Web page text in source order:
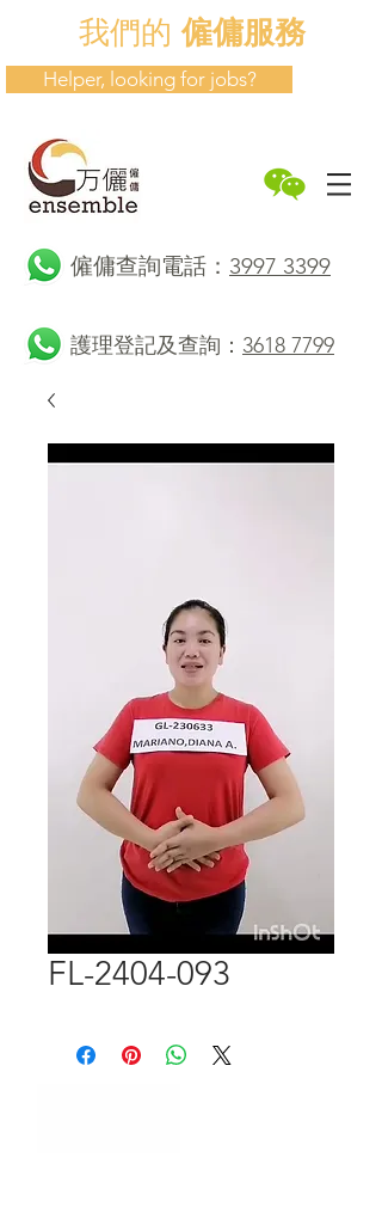
我們的僱傭服務
Helper, looking for jobs?
​僱傭查詢電話： 3997 3399
護理登記及查詢： 3618 7799
FL-2404-093